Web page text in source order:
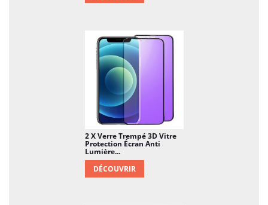
2 X Verre Trempé 3D Vitre
Protection Écran Anti
Lumière...
DÉCOUVRIR